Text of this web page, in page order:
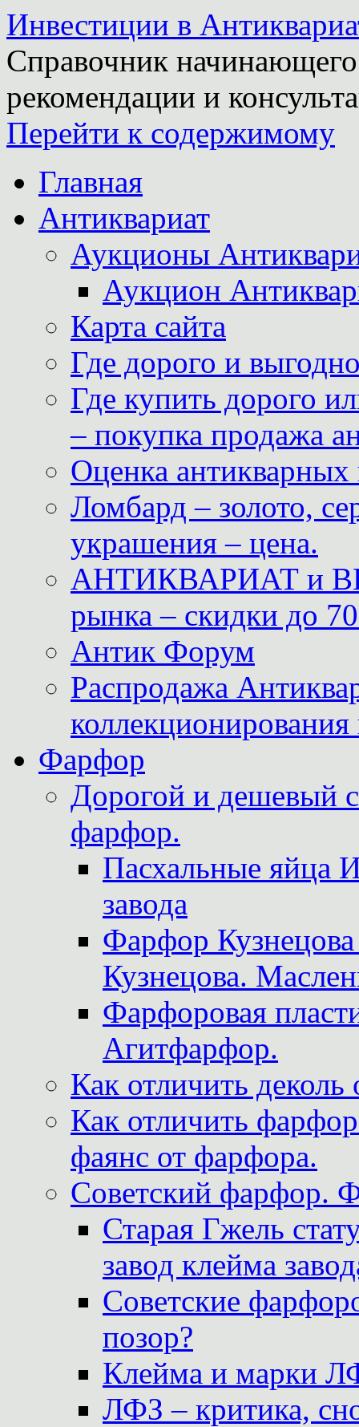
Инвестиции в
Справочник
рекомендации и
Перейти к содержимому
Главная
Антиквариат
Аукционы
Аукцион
Карта сайта
Где дорого и
Где купить дорого
– покупка продажа
Оценка антикварных
Ломбард – золото,
украшения – цена.
АНТИКВАРИАТ и
рынка – скидки до
Антик Форум
Распродажа
Фарфор
Дорогой и дешевый
фарфор.
Пасхальные яйца
завода
Фарфор
Кузнецова.
Фарфоровая
Агитфарфор.
Как отличить
Как отличить
фаянс от фарфора.
Советский фарфор.
Старая Гжель
завод клейма
Советские
позор?
Клейма и марки
ЛФЗ – критика,